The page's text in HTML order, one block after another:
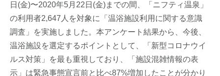
日(金)〜2020年5月22日(金)までの間、「ニフティ温泉」
の利用者2,647人を対象に「温浴施設利用に関する意識
調査」を実施しました。本アンケート結果から、今後、
温浴施設を選定するポイントとして、「新型コロナウイ
ルス対策」を最も重視しており、「施設混雑情報の表
示」は緊急事態宣言前と比べ87%増加したことが分かり